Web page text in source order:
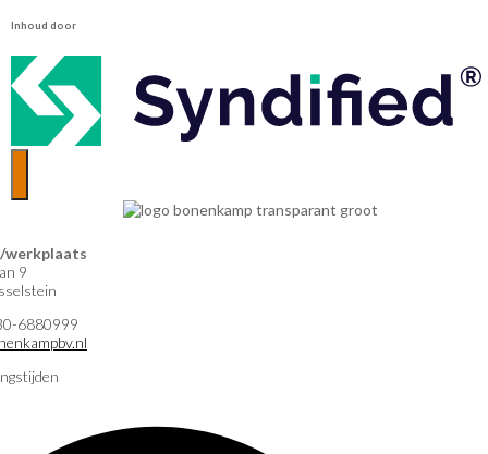
Inhoud door
werkplaats
9
6880999